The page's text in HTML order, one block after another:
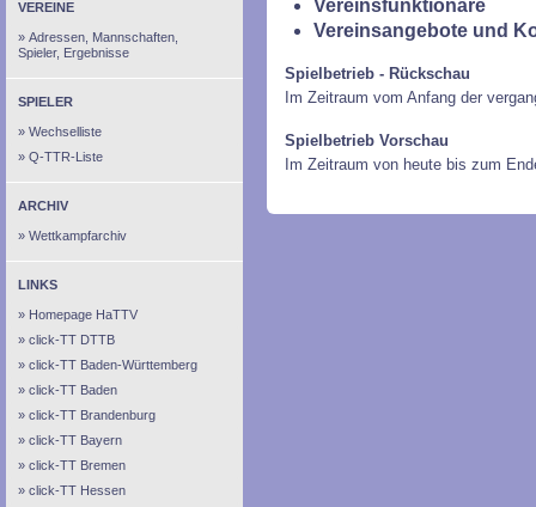
VEREINE
Adressen, Mannschaften,
Spieler, Ergebnisse
SPIELER
Wechselliste
Q-TTR-Liste
ARCHIV
Wettkampfarchiv
LINKS
Homepage HaTTV
click-TT DTTB
click-TT Baden-Württemberg
click-TT Baden
click-TT Brandenburg
click-TT Bayern
click-TT Bremen
click-TT Hessen
Vereinsfunktionäre
Vereinsangebote und
Spielbetrieb - Rückschau
Im Zeitraum vom Anfang der
Spielbetrieb Vorschau
Im Zeitraum von heute bis zum